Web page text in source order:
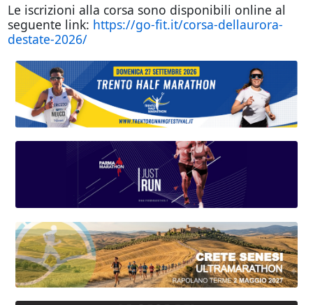
Le iscrizioni alla corsa sono disponibili online al
seguente link: https://go-fit.it/corsa-dellaurora-
destate-2026/